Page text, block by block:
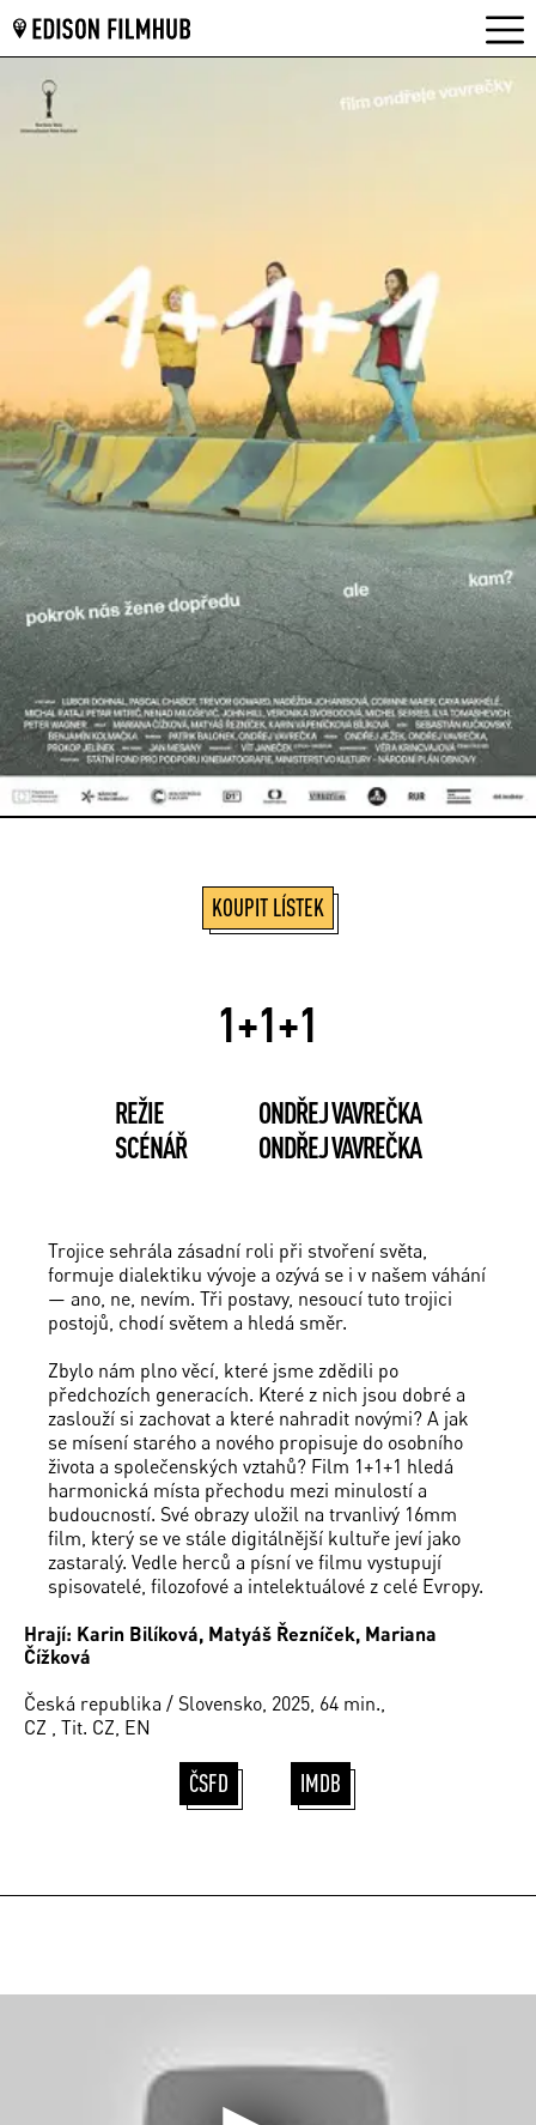
KOUPIT LÍSTEK
1+1+1
REŽIE
ONDŘEJ VAVREČKA
SCÉNÁŘ
ONDŘEJ VAVREČKA
Trojice sehrála zásadní roli při stvoření světa,
formuje dialektiku vývoje a ozývá se i v našem váhání
— ano, ne, nevím. Tři postavy, nesoucí tuto trojici
postojů, chodí světem a hledá směr.
Zbylo nám plno věcí, které jsme zdědili po
předchozích generacích. Které z nich jsou dobré a
zaslouží si zachovat a které nahradit novými? A jak
se mísení starého a nového propisuje do osobního
života a společenských vztahů? Film 1+1+1 hledá
harmonická místa přechodu mezi minulostí a
budoucností. Své obrazy uložil na trvanlivý 16mm
film, který se ve stále digitálnější kultuře jeví jako
zastaralý. Vedle herců a písní ve filmu vystupují
spisovatelé, filozofové a intelektuálové z celé Evropy.
Hrají: Karin Bilíková, Matyáš Řezníček, Mariana
Čížková
Česká republika / Slovensko, 2025, 64 min.,
CZ , Tit. CZ, EN
ČSFD IMDB